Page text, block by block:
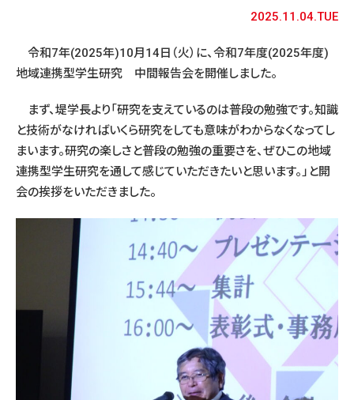
2025.11.04.TUE
令和7年(2025年)10月14日（火）に、令和7年度(2025年度)
地域連携型学生研究 中間報告会を開催しました。
まず、堤学長より「研究を支えているのは普段の勉強です。知識
と技術がなければいくら研究をしても意味がわからなくなってし
まいます。研究の楽しさと普段の勉強の重要さを、ぜひこの地域
連携型学生研究を通して感じていただきたいと思います。」と開
会の挨拶をいただきました。